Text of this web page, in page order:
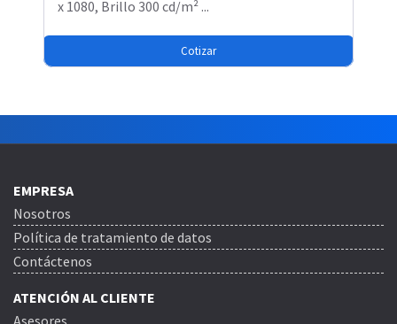
x 1080, Brillo 300 cd/m² ...
Cotizar
EMPRESA
Nosotros
Política de tratamiento de datos
Contáctenos
ATENCIÓN AL CLIENTE
Asesores